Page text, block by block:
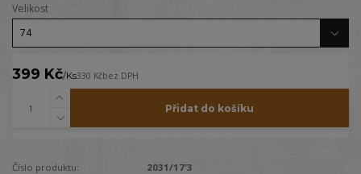
Velikost
399 Kč/Ks330 Kčbez DPH
Přidat do košíku
Číslo produktu:
2031/17'3